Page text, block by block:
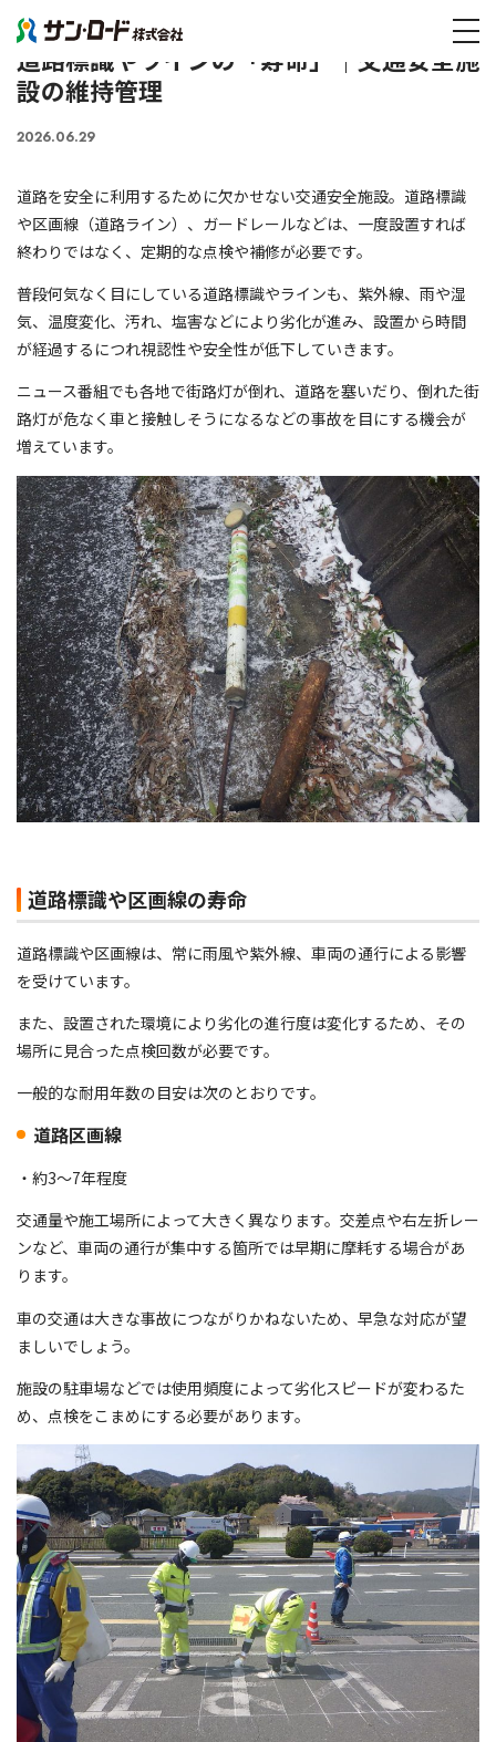
メディア記事 道路標識やラインの「寿命」｜交通安全施設の維持管理
道路標識やラインの「寿命」｜交通安全施
設の維持管理
2026.06.29
道路を安全に利用するために欠かせない交通安全施設。道路標識
や区画線（道路ライン）、ガードレールなどは、一度設置すれば
終わりではなく、定期的な点検や補修が必要です。
普段何気なく目にしている道路標識やラインも、紫外線、雨や湿
気、温度変化、汚れ、塩害などにより劣化が進み、設置から時間
が経過するにつれ視認性や安全性が低下していきます。
ニュース番組でも各地で街路灯が倒れ、道路を塞いだり、倒れた街
路灯が危なく車と接触しそうになるなどの事故を目にする機会が
増えています。
道路標識や区画線の寿命
道路標識や区画線は、常に雨風や紫外線、車両の通行による影響
を受けています。
また、設置された環境により劣化の進行度は変化するため、その
場所に見合った点検回数が必要です。
一般的な耐用年数の目安は次のとおりです。
道路区画線
・約3～7年程度
交通量や施工場所によって大きく異なります。交差点や右左折レー
ンなど、車両の通行が集中する箇所では早期に摩耗する場合があ
ります。
車の交通は大きな事故につながりかねないため、早急な対応が望
ましいでしょう。
施設の駐車場などでは使用頻度によって劣化スピードが変わるた
め、点検をこまめにする必要があります。